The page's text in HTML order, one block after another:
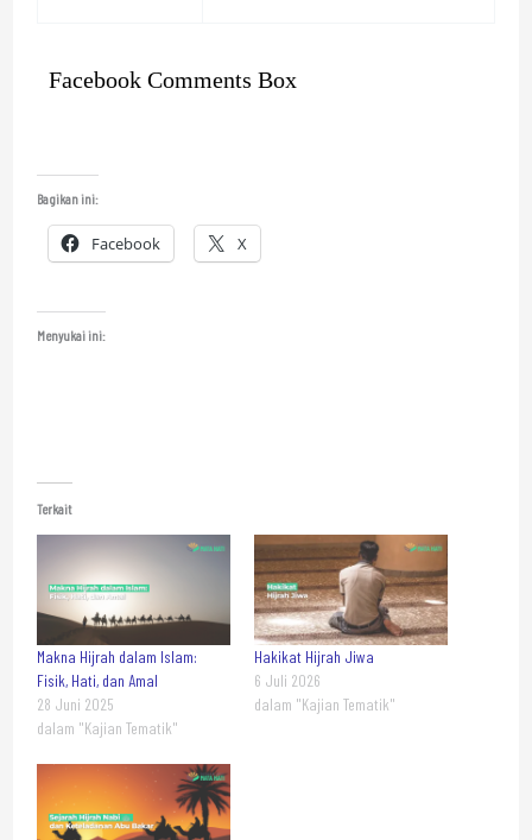
Facebook Comments Box
Bagikan ini:
Facebook X
Menyukai ini:
Terkait
Makna Hijrah dalam Islam:
Fisik, Hati, dan Amal
28 Juni 2025
dalam "Kajian Tematik"
Hakikat Hijrah Jiwa
6 Juli 2026
dalam "Kajian Tematik"